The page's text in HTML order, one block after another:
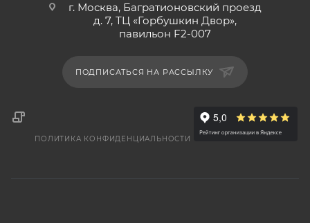
г. Москва, Багратионовский проезд
д. 7, ТЦ «Горбушкин Двор»,
павильон F2-007
ПОДПИСАТЬСЯ НА РАССЫЛКУ
ПОЛИТИКА КОНФИДЕНЦИАЛЬНОСТИ